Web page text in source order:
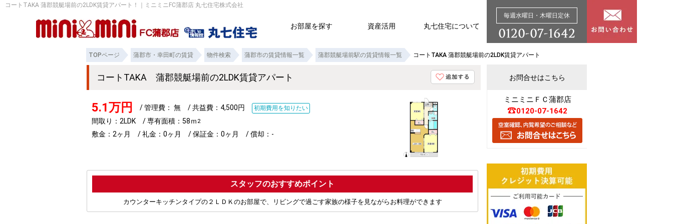
コートTAKA 蒲郡競艇場前の2LDK賃貸アパート！｜ミニミニFC蒲郡店 丸七住宅株式会社
お部屋を探す 資産活用 丸七住宅について
毎週水曜日・木曜日定休
TOPページ 蒲郡市・幸田町の賃貸 物件検索 蒲郡市の賃貸情報一覧 蒲郡競艇場前駅の賃貸情報一覧 コートTAKA 蒲郡競艇場前の2LDK賃貸アパート
コートTAKA 蒲郡競艇場前の2LDK賃貸アパート
5.1万円 / 管理費： 無 / 共益費：4,500円 初期費用を知りたい
間取り：2LDK / 専有面積：58ｍ 2
敷金：2ヶ月 / 礼金：0ヶ月 / 保証金：0ヶ月 / 償却：-
ポイント
カウンターキッチンタイプの２ＬＤＫのお部屋で、リビングで過ごす家族の様子を見ながらお料理ができます
お問合せはこちら
ミニミニＦＣ蒲郡店
0120-07-1642